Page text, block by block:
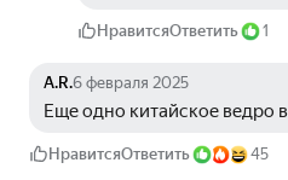
НравитсяОтветить 1
A.R.6 февраля 2025
Еще одно китайское ведро
НравитсяОтветить 45